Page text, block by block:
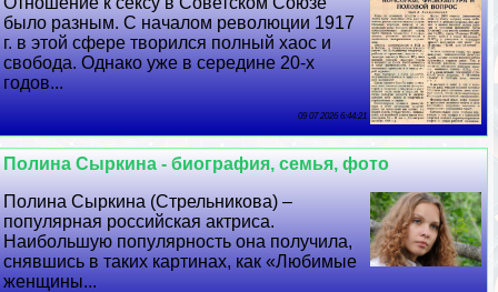
было разным. С началом революции 1917
г. в этой сфере творился полный хаос и
свобода. Однако уже в середине 20-х
годов...
09 07 2026 6:44:21
Полина Сыркина - биография, семья, фото
Полина Сыркина (Стрельникова) –
популярная российская актриса.
Наибольшую популярность она получила,
снявшись в таких картинах, как «Любимые
женщины...